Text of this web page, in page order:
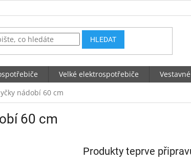
HLEDAT
Velké elektrospotřebiče
nádobí 60 cm
60 cm
Produkty teprve